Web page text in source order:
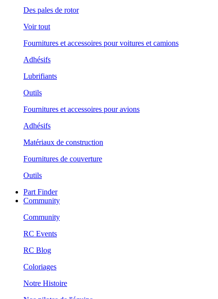
Des pales de rotor
Voir tout
Fournitures et accessoires pour voitures et camions
Adhésifs
Lubrifiants
Outils
Fournitures et accessoires pour avions
Adhésifs
Matériaux de construction
Fournitures de couverture
Outils
Part Finder
Community
Community
RC Events
RC Blog
Coloriages
Notre Histoire